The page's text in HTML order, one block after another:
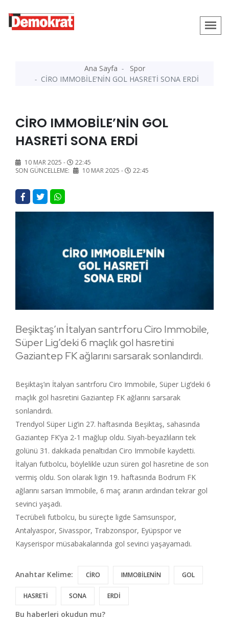
Ana Sayfa
Spor
CİRO IMMOBİLE’NİN GOL HASRETİ SONA ERDİ
CİRO IMMOBİLE’NİN GOL
HASRETİ SONA ERDİ
10 MAR 2025 -
22:45
SON GÜNCELLEME:
10 MAR 2025 - 22:45
Beşiktaş’ın İtalyan santrforu Ciro Immobile,
Süper Lig’deki 6 maçlık gol hasretini
Gaziantep FK ağlarını sarsarak sonlandırdı.
Beşiktaş’ın İtalyan santrforu Ciro Immobile, Süper Lig’deki 6
maçlık gol hasretini Gaziantep FK ağlarını sarsarak
sonlandırdı.
Trendyol Süper Lig’in 27. haftasında Beşiktaş, sahasında
Gaziantep FK’ya 2-1 mağlup oldu. Siyah-beyazlıların tek
golünü 31. dakikada penaltıdan Ciro Immobile kaydetti.
İtalyan futbolcu, böylelikle uzun süren gol hasretine de son
vermiş oldu. Son olarak ligin 19. haftasında Bodrum FK
ağlarını sarsan Immobile, 6 maç aranın ardından tekrar gol
sevinci yaşadı.
Tecrübeli futbolcu, bu süreçte ligde Samsunspor,
Antalyaspor, Sivasspor, Trabzonspor, Eyüpspor ve
Kayserispor müsabakalarında gol sevinci yaşayamadı.
Anahtar Kelime: CİRO IMMOBİLENİN GOL
HASRETİ SONA ERDİ
Bu haberleri okudun mu?